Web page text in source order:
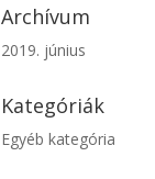
Archívum
2019. június
Kategóriák
Egyéb kategória